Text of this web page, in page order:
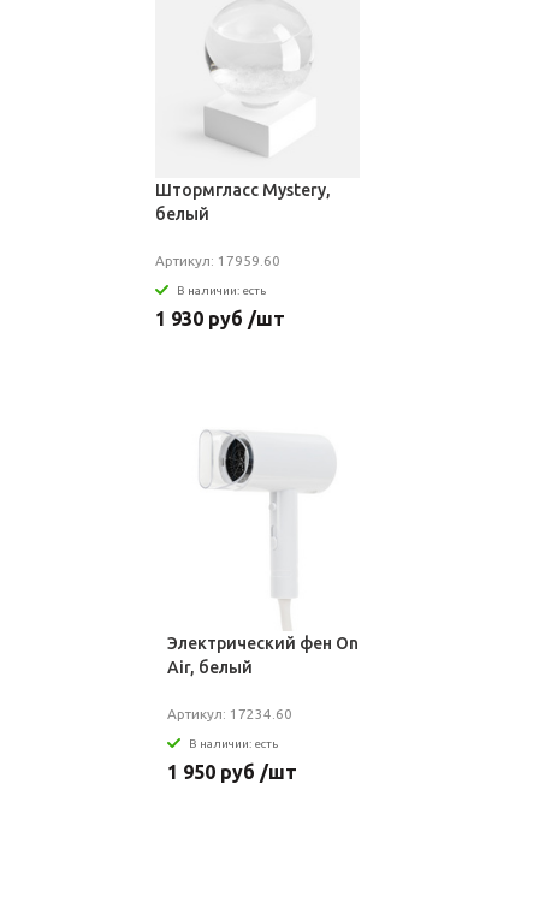
Штормгласс Mystery,
белый
Артикул: 17959.60
В наличии: есть
1 930 руб /шт
Электрический фен On
Air, белый
Артикул: 17234.60
В наличии: есть
1 950 руб /шт